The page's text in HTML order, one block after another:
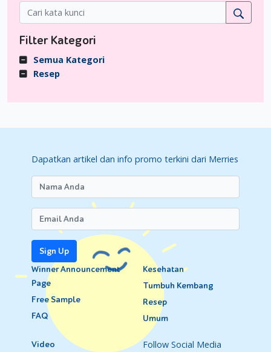
Filter Kategori
Semua Kategori
Resep
Dapatkan artikel dan info promo terkini dari Merries
Sign Up
Winner Announcement
Page
Free Sample
FAQ
Kesehatan
Tumbuh Kembang
Resep
Umum
Video
Follow Social Media